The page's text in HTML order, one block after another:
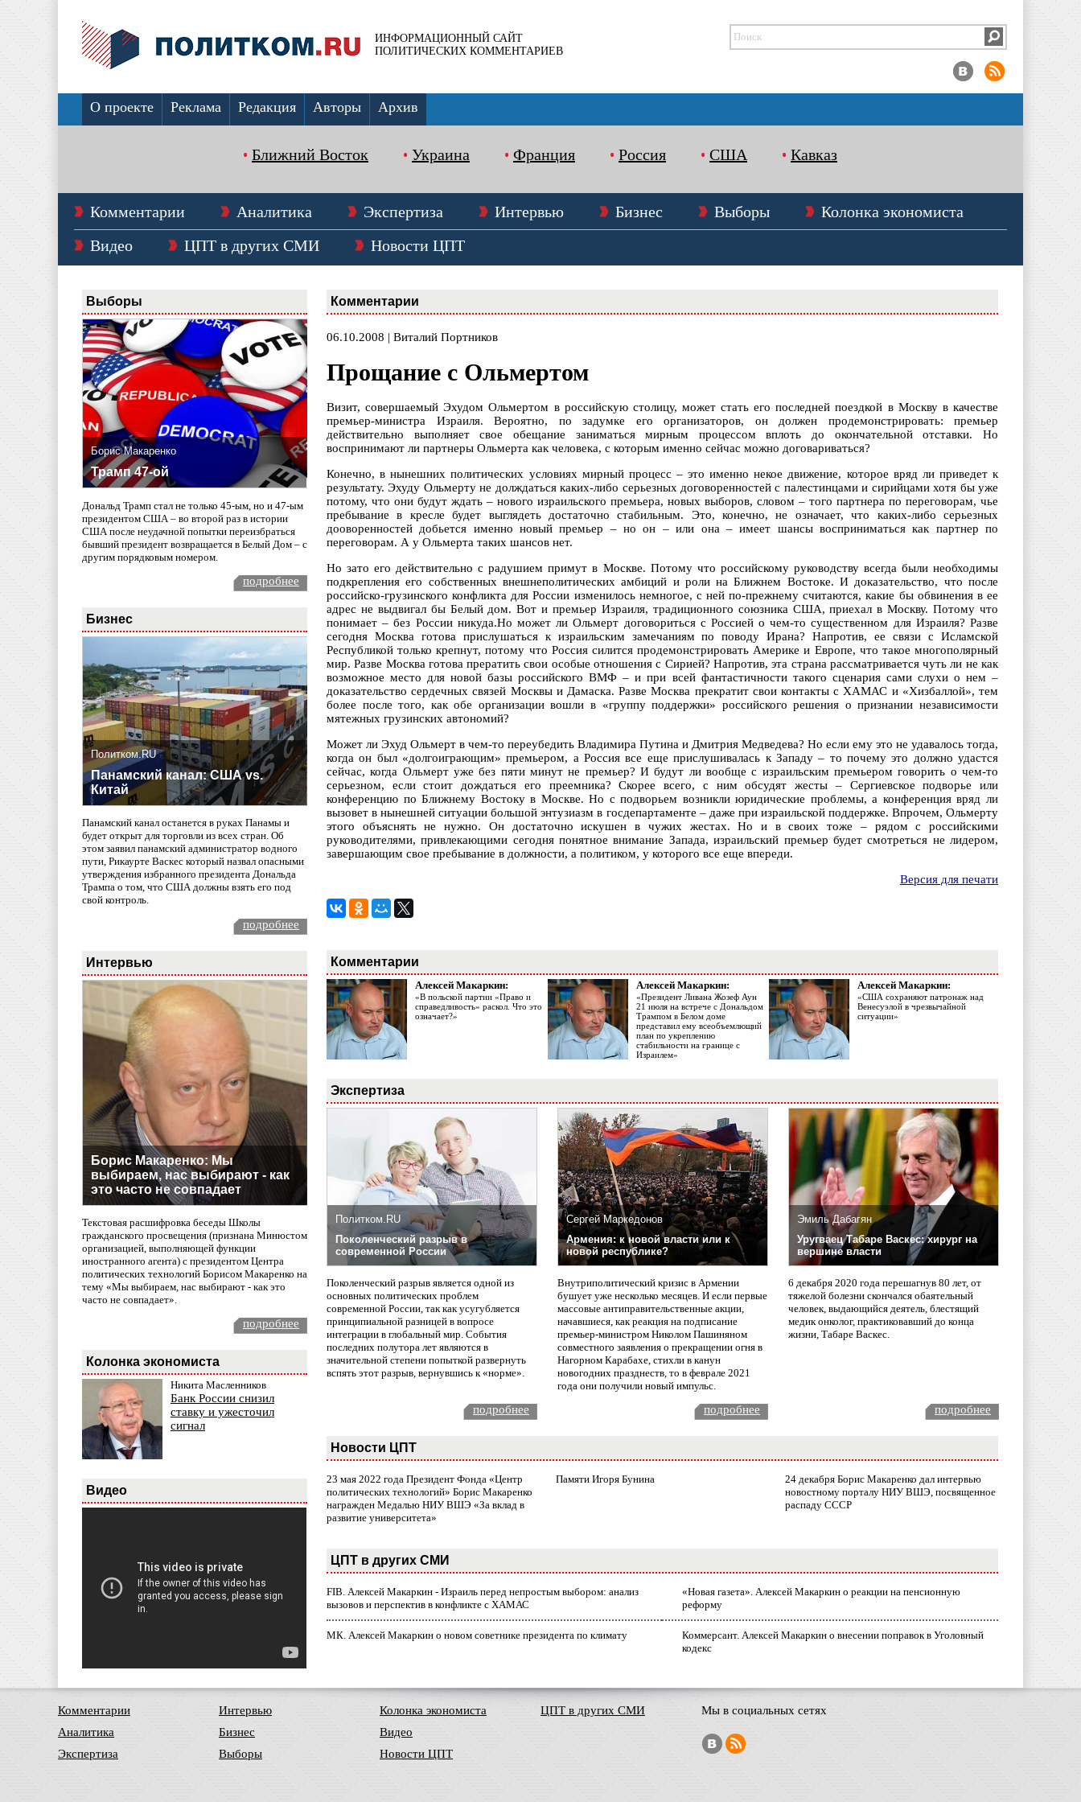
ИНФОРМАЦИОННЫЙ САЙТ
ПОЛИТИЧЕСКИХ КОММЕНТАРИЕВ
О проекте Реклама Редакция Авторы Архив
Ближний Восток Украина Франция Россия США Кавказ
Комментарии Аналитика Экспертиза Интервью Бизнес Выборы
Колонка экономиста
Видео
ЦПТ в других СМИ Новости ЦПТ
Выборы
Борис Макаренко
Трамп 47-ой
Дональд Трамп стал не только 45-ым, но и 47-ым
президентом США – во второй раз в истории
США после неудачной попытки переизбраться
бывший президент возвращается в Белый Дом – с
другим порядковым номером.
подробнее
Бизнес
Политком.RU
Панамский канал: США vs.
Китай
Панамский канал останется в руках Панамы и
будет открыт для торговли из всех стран. Об
этом заявил панамский администратор водного
пути, Рикаурте Васкес который назвал опасными
утверждения избранного президента Дональда
Трампа о том, что США должны взять его под
свой контроль.
подробнее
Интервью
Борис Макаренко: Мы
выбираем, нас выбирают - как
это часто не совпадает
Текстовая расшифровка беседы Школы
гражданского просвещения (признана Минюстом
организацией, выполняющей функции
иностранного агента) с президентом Центра
политических технологий Борисом Макаренко на
тему «Мы выбираем, нас выбирают - как это
часто не совпадает».
подробнее
Колонка экономиста
Никита Масленников
Банк России снизил
ставку и ужесточил
сигнал
Видео
Комментарии
06.10.2008 | Виталий Портников
Прощание с Ольмертом
Визит, совершаемый Эхудом Ольмертом в российскую столицу, может стать его последней поездкой в Москву в качестве
премьер-министра Израиля. Вероятно, по задумке его организаторов, он должен продемонстрировать: премьер
действительно выполняет свое обещание заниматься мирным процессом вплоть до окончательной отставки. Но
воспринимают ли партнеры Ольмерта как человека, с которым именно сейчас можно договариваться?
Конечно, в нынешних политических условиях мирный процесс – это именно некое движение, которое вряд ли приведет к
результату. Эхуду Ольмерту не долждаться каких-либо серьезных договоренностей с палестинцами и сирийцами хотя бы уже
потому, что они будут ждать – нового израильского премьера, новых выборов, словом – того партнера по переговорам, чье
пребывание в кресле будет выглядеть достаточно стабильным. Это, конечно, не означает, что каких-либо серьезных
дооворенностей добьется именно новый премьер – но он – или она – имеет шансы восприниматься как партнер по
переговорам. А у Ольмерта таких шансов нет.
Но зато его действительно с радушием примут в Москве. Потому что российскому руководству всегда были необходимы
подкрепления его собственных внешнеполитических амбиций и роли на Ближнем Востоке. И доказательство, что после
российско-грузинского конфликта для России изменилось немногое, с ней по-прежнему считаются, какие бы обвинения в ее
адрес не выдвигал бы Белый дом. Вот и премьер Израиля, традиционного союзника США, приехал в Москву. Потому что
понимает – без России никуда.Но может ли Ольмерт договориться с Россией о чем-то существенном для Израиля? Разве
сегодня Москва готова прислушаться к израильским замечаниям по поводу Ирана? Напротив, ее связи с Исламской
Республикой только крепнут, потому что Россия силится продемонстрировать Америке и Европе, что такое многополярный
мир. Разве Москва готова прератить свои особые отношения с Сирией? Напротив, эта страна рассматривается чуть ли не как
возможное место для новой базы российского ВМФ – и при всей фантастичности такого сценария сами слухи о нем –
доказательство сердечных связей Москвы и Дамаска. Разве Москва прекратит свои контакты с ХАМАС и «Хизбаллой», тем
более после того, как обе организации вошли в «группу поддержки» российского решения о признании независимости
мятежных грузинских автономий?
Может ли Эхуд Ольмерт в чем-то переубедить Владимира Путина и Дмитрия Медведева? Но если ему это не удавалось тогда,
когда он был «долгоиграющим» премьером, а Россия все еще прислушивалась к Западу – то почему это должно удастся
сейчас, когда Ольмерт уже без пяти минут не премьер? И будут ли вообще с израильским премьером говорить о чем-то
серьезном, если стоит дождаться его преемника? Скорее всего, с ним обсудят жесты – Сергиевское подворье или
конференцию по Ближнему Востоку в Москве. Но с подворьем возникли юридические проблемы, а конференция вряд ли
вызовет в нынешней ситуации большой энтузиазм в госдепартаменте – даже при израильской поддержке. Впрочем, Ольмерту
этого объяснять не нужно. Он достаточно искушен в чужих жестах. Но и в своих тоже – рядом с российскими
руководителями, привлекающими сегодня понятное внимание Запада, израильский премьер будет смотреться не лидером,
завершающим свое пребывание в должности, а политиком, у которого все еще впереди.
Версия для печати
Комментарии
Алексей Макаркин:
«В польской партии «Право и
справедливость» раскол. Что это
означает?»
Алексей Макаркин:
«Президент Ливана Жозеф Аун
21 июля на встрече с Дональдом
Трампом в Белом доме
представил ему всеобъемлющий
план по укреплению
стабильности на границе с
Израилем»
Алексей Макаркин:
«США сохраняют патронаж над
Венесуэлой в чрезвычайной
ситуации»
Экспертиза
Политком.RU
Поколенческий разрыв в
современной России
Поколенческий разрыв является одной из
основных политических проблем
современной России, так как усугубляется
принципиальной разницей в вопросе
интеграции в глобальный мир. События
последних полутора лет являются в
значительной степени попыткой развернуть
вспять этот разрыв, вернувшись к «норме».
Сергей Маркедонов
Армения: к новой власти или к
новой республике?
Внутриполитический кризис в Армении
бушует уже несколько месяцев. И если первые
массовые антиправительственные акции,
начавшиеся, как реакция на подписание
премьер-министром Николом Пашиняном
совместного заявления о прекращении огня в
Нагорном Карабахе, стихли в канун
новогодних празднеств, то в феврале 2021
года они получили новый импульс.
Эмиль Дабагян
Уругваец Табаре Васкес: хирург на
вершине власти
6 декабря 2020 года перешагнув 80 лет, от
тяжелой болезни скончался обаятельный
человек, выдающийся деятель, блестящий
медик онколог, практиковавший до конца
жизни, Табаре Васкес.
подробнее подробнее подробнее
Новости ЦПТ
23 мая 2022 года Президент Фонда «Центр
политических технологий» Борис Макаренко
награжден Медалью НИУ ВШЭ «За вклад в
развитие университета»
Памяти Игоря Бунина
24 декабря Борис Макаренко дал интервью
новостному порталу НИУ ВШЭ, посвященное
распаду СССР
ЦПТ в других СМИ
FIB. Алексей Макаркин - Израиль перед непростым выбором: анализ
вызовов и перспектив в конфликте с ХАМАС
«Новая газета». Алексей Макаркин о реакции на пенсионную
реформу
МК. Алексей Макаркин о новом советнике президента по климату
Коммерсант. Алексей Макаркин о внесении поправок в Уголовный
кодекс
Комментарии
Аналитика
Экспертиза
Интервью
Бизнес
Выборы
Колонка экономиста
Видео
Новости ЦПТ
ЦПТ в других СМИ Мы в социальных сетях